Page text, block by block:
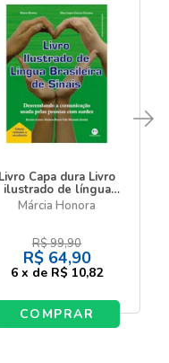
Livro Capa dura Livro
ilustrado de língua
brasileira de sinais
Márcia Honora
R$99,90
R$ 64,90
6 x de R$ 10,82
COMPRAR